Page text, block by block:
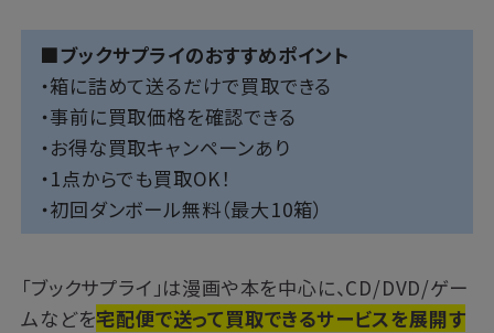
■ブックサプライのおすすめポイント
・箱に詰めて送るだけで買取できる
・事前に買取価格を確認できる
・お得な買取キャンペーンあり
・1点からでも買取OK！
・初回ダンボール無料（最大10箱）
「ブックサプライ」は漫画や本を中心に、CD/DVD/ゲー
ムなどを宅配便で送って買取できるサービスを展開す